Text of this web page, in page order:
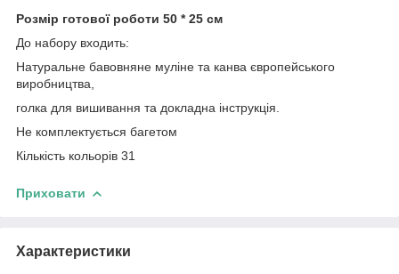
Розмір готової роботи 50 * 25 см
До набору входить:
Натуральне бавовняне муліне та канва європейського
виробництва,
голка для вишивання та докладна інструкція.
Не комплектується багетом
Кількість кольорів 31
Приховати
Характеристики